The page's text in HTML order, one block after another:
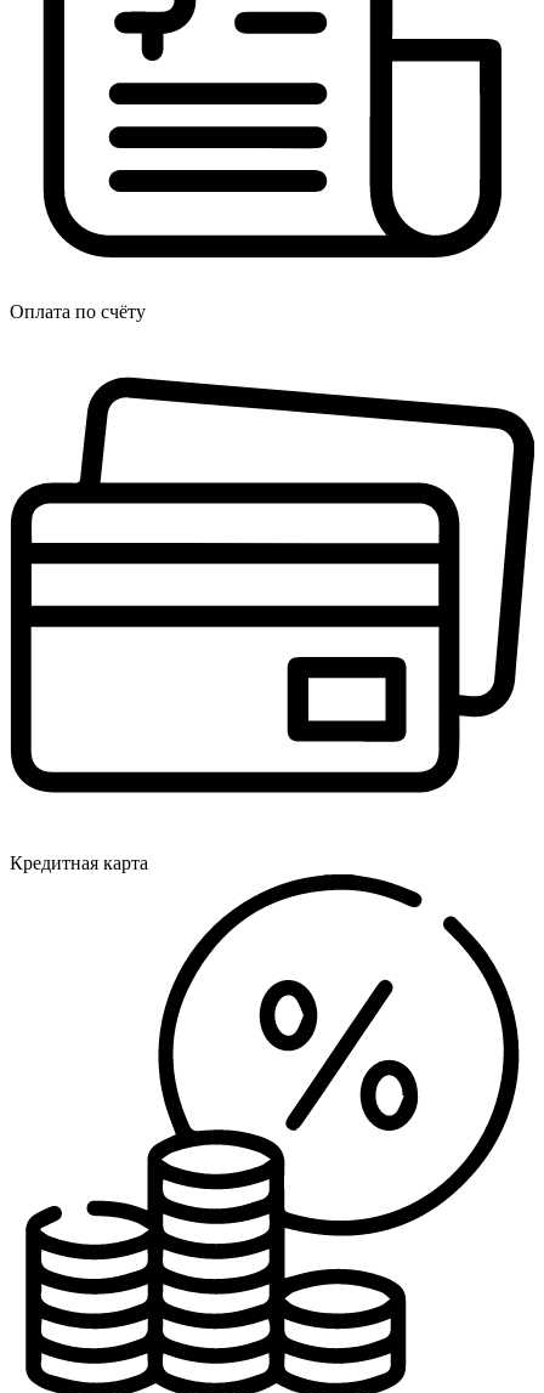
Оплата по счёту
Кредитная карта